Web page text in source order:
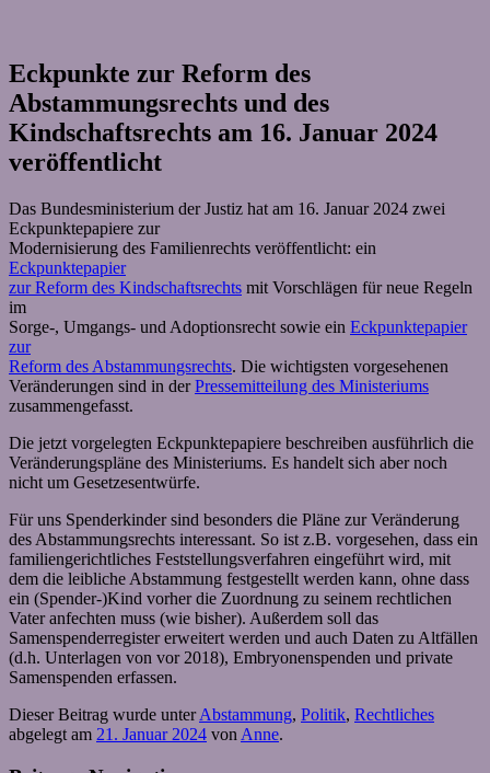
Eckpunkte zur Reform des
Abstammungsrechts und des
Kindschaftsrechts am 16. Januar 2024
veröffentlicht
Das Bundesministerium der Justiz hat am 16. Januar 2024 zwei
Eckpunktepapiere zur
Modernisierung des Familienrechts veröffentlicht: ein
Eckpunktepapier
zur Reform des Kindschaftsrechts mit Vorschlägen für neue Regeln
im
Sorge-, Umgangs- und Adoptionsrecht sowie ein Eckpunktepapier
zur
Reform des Abstammungsrechts. Die wichtigsten vorgesehenen
Veränderungen sind in derPressemitteilung des Ministeriums
zusammengefasst.
Die jetzt vorgelegten Eckpunktepapiere beschreiben ausführlich die
Veränderungspläne des Ministeriums. Es handelt sich aber noch
nicht um Gesetzesentwürfe.
Für uns Spenderkinder sind besonders die Pläne zur Veränderung
des Abstammungsrechts interessant. So ist z.B. vorgesehen, dass ein
familiengerichtliches Feststellungsverfahren eingeführt wird, mit
dem die leibliche Abstammung festgestellt werden kann, ohne dass
ein (Spender-)Kind vorher die Zuordnung zu seinem rechtlichen
Vater anfechten muss (wie bisher). Außerdem soll das
Samenspenderregister erweitert werden und auch Daten zu Altfällen
(d.h. Unterlagen von vor 2018), Embryonenspenden und private
Samenspenden erfassen.
Dieser Beitrag wurde unterAbstammung, Politik, Rechtliches
abgelegt am 21. Januar 2024 von Anne.